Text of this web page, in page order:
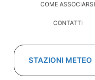
COME ASSOCIARSI
CONTATTI
STAZIONI METEO